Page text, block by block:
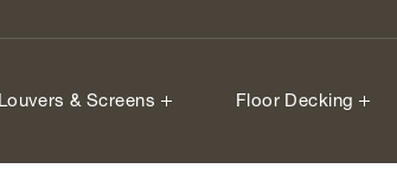
Louvers & Screens Floor Decking